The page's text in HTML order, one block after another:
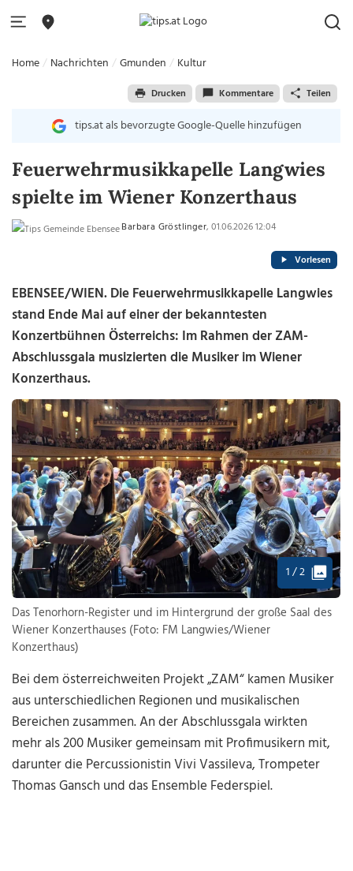
Home Nachrichten Gmunden Kultur
Drucken Kommentare Teilen
tips.at als bevorzugte Google-Quelle hinzufügen
Feuerwehrmusikkapelle Langwies
spielte im Wiener Konzerthaus
Barbara Gröstlinger, 01.06.2026 12:04
Vorlesen
EBENSEE/WIEN. Die Feuerwehrmusikkapelle Langwies
stand Ende Mai auf einer der bekanntesten
Konzertbühnen Österreichs: Im Rahmen der ZAM-
Abschlussgala musizierten die Musiker im Wiener
Konzerthaus.
1 / 2
Das Tenorhorn-Register und im Hintergrund der große Saal des
Wiener Konzerthauses (Foto: FM Langwies/Wiener
Konzerthaus)
Bei dem österreichweiten Projekt „ZAM“ kamen Musiker
aus unterschiedlichen Regionen und musikalischen
Bereichen zusammen. An der Abschlussgala wirkten
mehr als 200 Musiker gemeinsam mit Profimusikern mit,
darunter die Percussionistin Vivi Vassileva, Trompeter
Thomas Gansch und das Ensemble Federspiel.